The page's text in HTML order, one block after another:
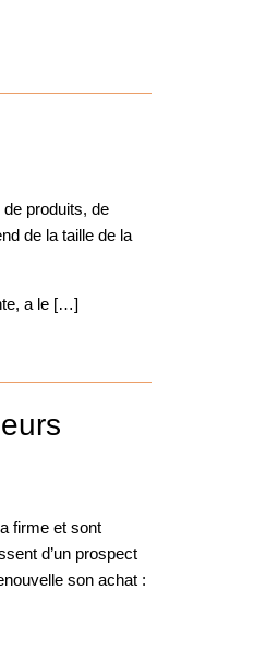
produits, de
de la taille de la
a le […]
firme et sont
d’un prospect
son achat :